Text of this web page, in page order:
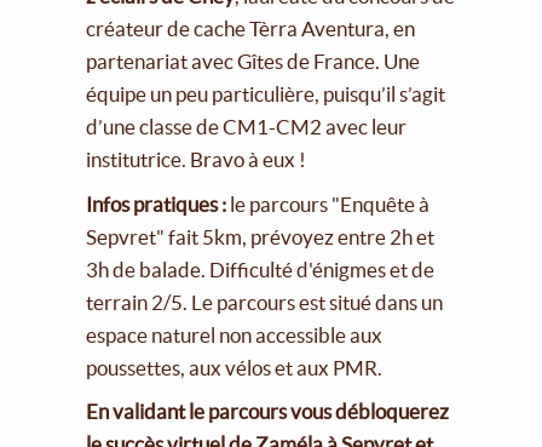
créateur de cache Tèrra Aventura, en
partenariat avec Gîtes de France. Une
équipe un peu particulière, puisqu’il s’agit
d’une classe de CM1-CM2 avec leur
institutrice. Bravo à eux !
Infos pratiques : le parcours "Enquête à
Sepvret" fait 5km, prévoyez entre 2h et
3h de balade. Difficulté d'énigmes et de
terrain 2/5. Le parcours est situé dans un
espace naturel non accessible aux
poussettes, aux vélos et aux PMR.
En validant le parcours vous débloquerez